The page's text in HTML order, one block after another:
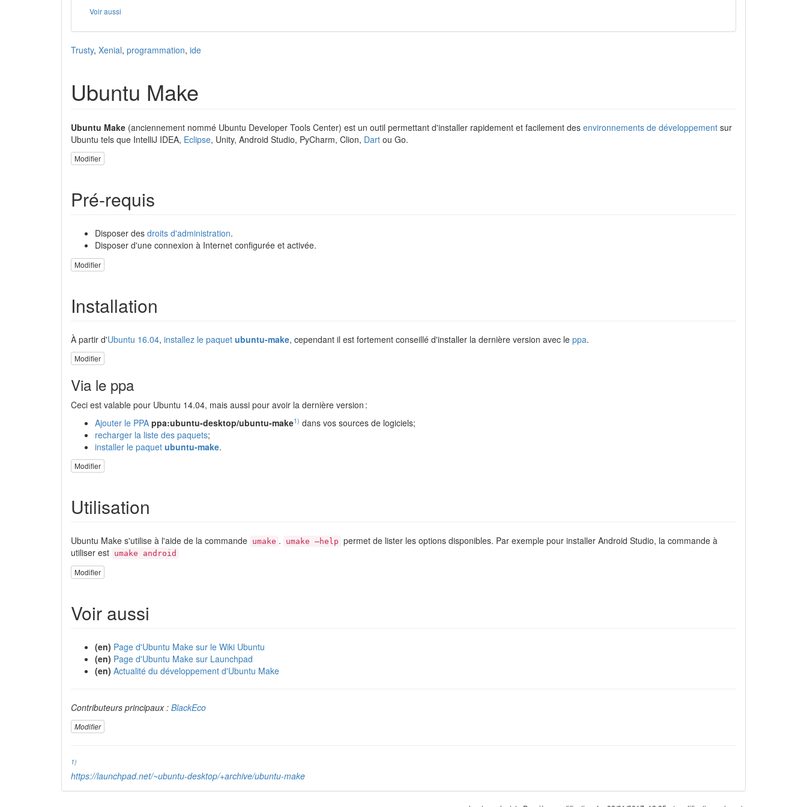
Voir aussi
Trusty, Xenial, programmation, ide
Ubuntu Make
Ubuntu Make (anciennement nommé Ubuntu Developer Tools Center) est un outil permettant d'installer rapidement et facilement des environnements de développement sur
Ubuntu tels que IntelliJ IDEA, Eclipse, Unity, Android Studio, PyCharm, Clion, Dart ou Go.
Modifier
Pré-requis
Disposer des droits d'administration.
Disposer d'une connexion à Internet configurée et activée.
Modifier
Installation
À partir d'Ubuntu 16.04, installez le paquet ubuntu-make, cependant il est fortement conseillé d'installer la dernière version avec le ppa.
Modifier
Via le ppa
Ceci est valable pour Ubuntu 14.04, mais aussi pour avoir la dernière version :
Ajouter le PPA ppa:ubuntu-desktop/ubuntu-make1) dans vos sources de logiciels;
recharger la liste des paquets;
installer le paquet ubuntu-make.
Modifier
Utilisation
Ubuntu Make s'utilise à l'aide de la commande umake . umake –help permet de lister les options disponibles. Par exemple pour installer Android Studio, la commande à
utiliser est umake android
Modifier
Voir aussi
(en) Page d'Ubuntu Make sur le Wiki Ubuntu
(en) Page d'Ubuntu Make sur Launchpad
(en) Actualité du développement d'Ubuntu Make
Contributeurs principaux : BlackEco
Modifier
1)
https://launchpad.net/~ubuntu-desktop/+archive/ubuntu-make